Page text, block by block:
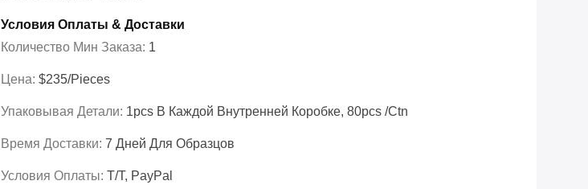
Условия Оплаты & Доставки
Количество Мин Заказа: 1
Цена: $235/Pieces
Упаковывая Детали: 1pcs В Каждой Внутренней Коробке, 80pcs /ctn
Время Доставки: 7 Дней Для Образцов
Условия Оплаты: T/T, PayPal